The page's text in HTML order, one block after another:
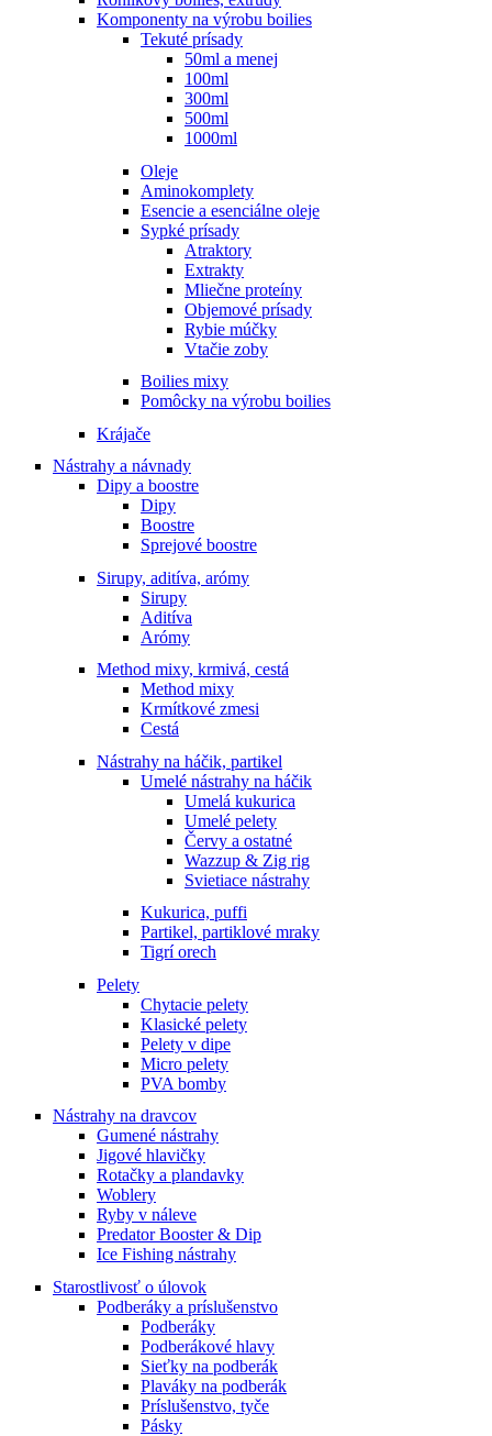
Komponenty na výrobu boilies
Tekuté prísady
50ml a menej
100ml
300ml
500ml
1000ml
Oleje
Aminokomplety
Esencie a esenciálne oleje
Sypké prísady
Atraktory
Extrakty
Mliečne proteíny
Objemové prísady
Rybie múčky
Vtačie zoby
Boilies mixy
Pomôcky na výrobu boilies
Krájače
Nástrahy a návnady
Dipy a boostre
Dipy
Boostre
Sprejové boostre
Sirupy, aditíva, arómy
Sirupy
Aditíva
Arómy
Method mixy, krmivá, cestá
Method mixy
Krmítkové zmesi
Cestá
Nástrahy na háčik, partikel
Umelé nástrahy na háčik
Umelá kukurica
Umelé pelety
Červy a ostatné
Wazzup & Zig rig
Svietiace nástrahy
Kukurica, puffi
Partikel, partiklové mraky
Tigrí orech
Pelety
Chytacie pelety
Klasické pelety
Pelety v dipe
Micro pelety
PVA bomby
Nástrahy na dravcov
Gumené nástrahy
Jigové hlavičky
Rotačky a plandavky
Woblery
Ryby v náleve
Predator Booster & Dip
Ice Fishing nástrahy
Starostlivosť o úlovok
Podberáky a príslušenstvo
Podberáky
Podberákové hlavy
Sieťky na podberák
Plaváky na podberák
Príslušenstvo, tyče
Pásky